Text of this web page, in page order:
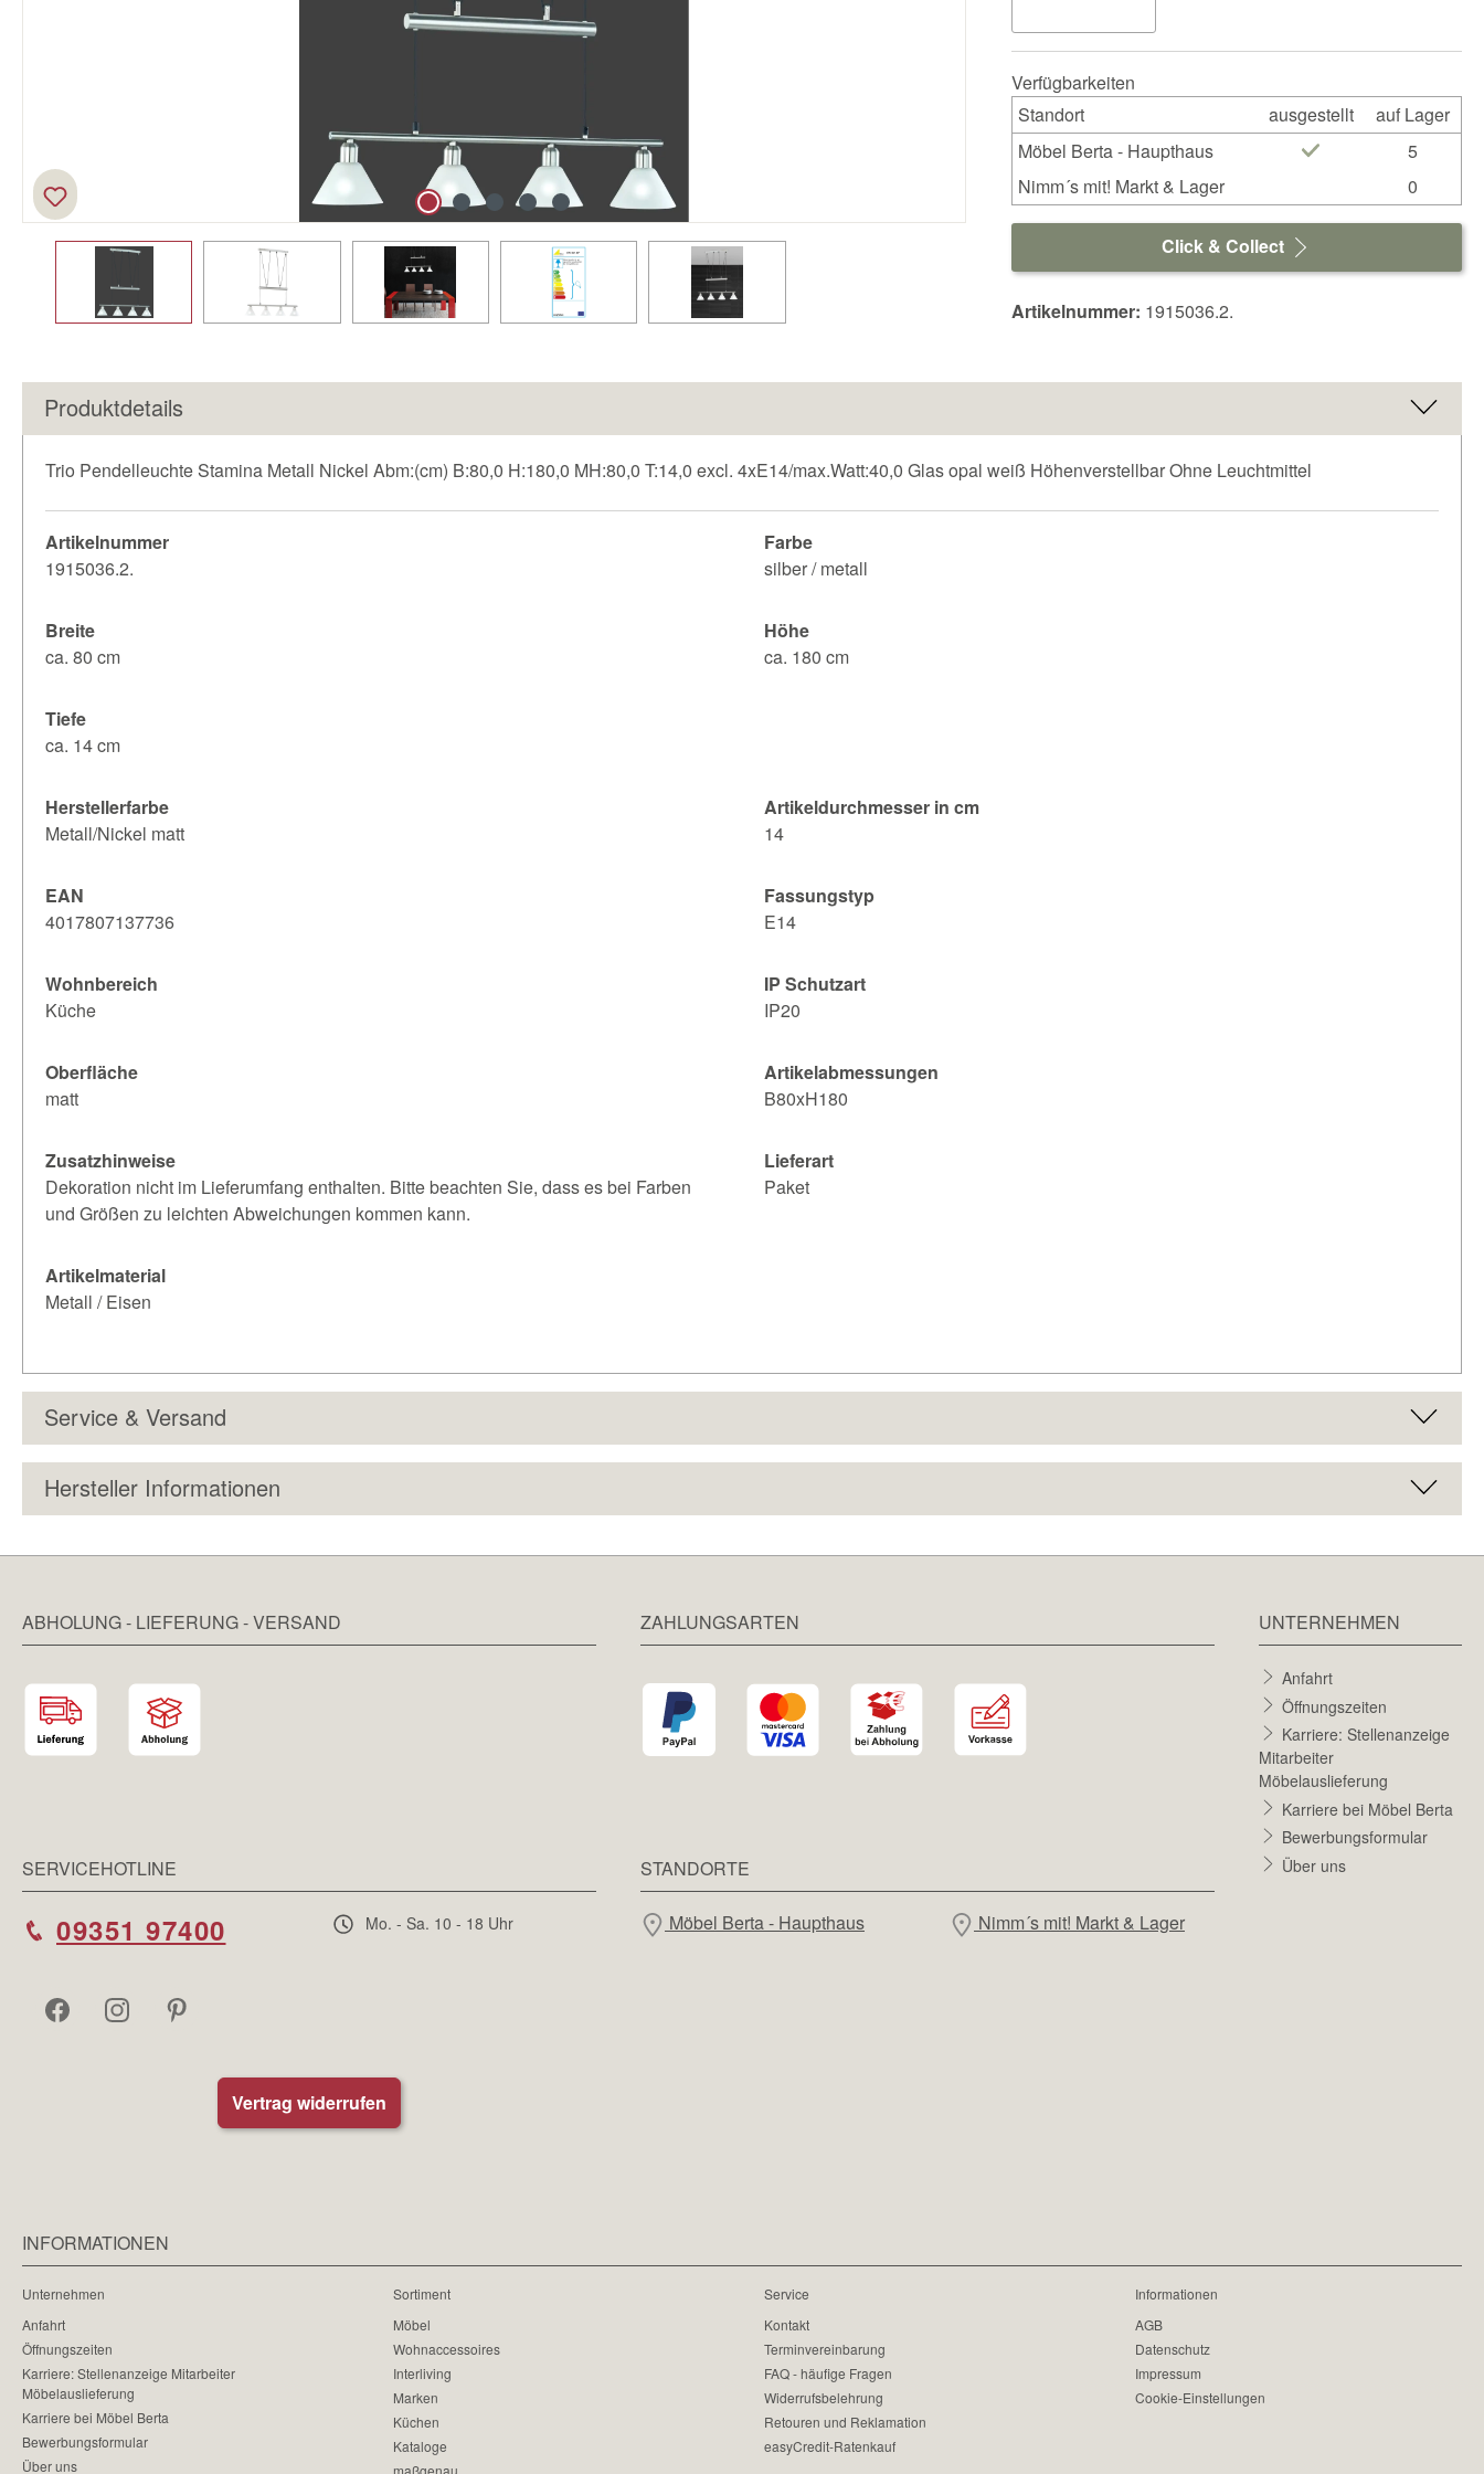
Verfügbarkeiten
Standort
ausgestellt
auf Lager
Möbel Berta - Haupthaus
5
Nimm´s mit! Markt & Lager
0
Click & Collect
Artikelnummer: 1915036.2.
Produktdetails
Trio Pendelleuchte Stamina Metall Nickel Abm:(cm) B:80,0 H:180,0 MH:80,0 T:14,0 excl. 4xE14/max.Watt:40,0 Glas opal weiß Höhenverstellbar Ohne Leuchtmittel
Artikelnummer
1915036.2.
Farbe
silber / metall
Breite
ca. 80 cm
Höhe
ca. 180 cm
Tiefe
ca. 14 cm
Herstellerfarbe
Metall/Nickel matt
Artikeldurchmesser in cm
14
EAN
4017807137736
Fassungstyp
E14
Wohnbereich
Küche
IP Schutzart
IP20
Oberfläche
matt
Artikelabmessungen
B80xH180
Zusatzhinweise
Dekoration nicht im Lieferumfang enthalten. Bitte beachten Sie, dass es bei Farben
und Größen zu leichten Abweichungen kommen kann.
Lieferart
Paket
Artikelmaterial
Metall / Eisen
Service & Versand
Hersteller Informationen
ABHOLUNG - LIEFERUNG - VERSAND ZAHLUNGSARTEN
SERVICEHOTLINE
09351 97400 Mo. - Sa. 10 - 18 Uhr
Vertrag widerrufen
STANDORTE
Möbel Berta - Haupthaus Nimm´s mit! Markt & Lager
UNTERNEHMEN
Anfahrt
Öffnungszeiten
Karriere: Stellenanzeige
Mitarbeiter
Möbelauslieferung
Karriere bei Möbel Berta
Bewerbungsformular
Über uns
INFORMATIONEN
Unternehmen
Anfahrt
Öffnungszeiten
Karriere: Stellenanzeige Mitarbeiter
Möbelauslieferung
Karriere bei Möbel Berta
Bewerbungsformular
Über uns
Sortiment
Möbel
Wohnaccessoires
Interliving
Marken
Küchen
Kataloge
maßgenau
Service
Kontakt
Terminvereinbarung
FAQ - häufige Fragen
Widerrufsbelehrung
Retouren und Reklamation
easyCredit-Ratenkauf
Informationen
AGB
Datenschutz
Impressum
Cookie-Einstellungen